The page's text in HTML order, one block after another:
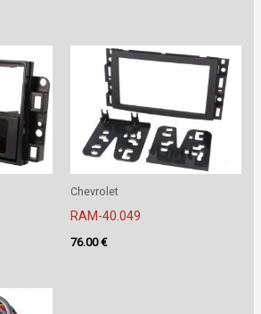
Chevrolet
RAM-40.049
76.00€